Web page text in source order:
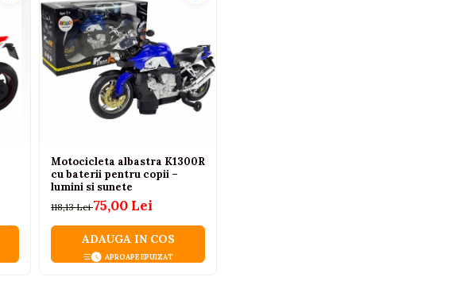
Motocicleta albastra K1300R
cu baterii pentru copii –
lumini si sunete
118,13 Lei75,00 Lei
ADAUGA IN COS
APROAPE EPUIZAT